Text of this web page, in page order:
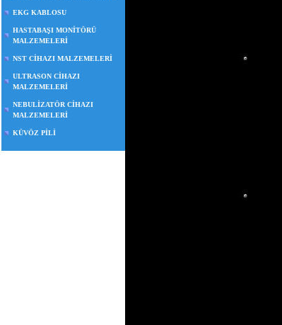
EKG KABLOSU
HASTABAŞI MONİTÖRÜ
MALZEMELERİ
NST CİHAZI MALZEMELERİ
ULTRASON CİHAZI
MALZEMELERİ
NEBULİZATÖR CİHAZI
MALZEMELERİ
KÜVÖZ PİLİ